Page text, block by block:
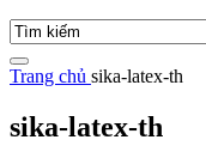
Trang chủ sika-latex-th
sika-latex-th